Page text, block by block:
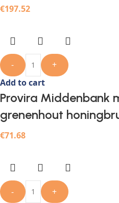
€197.52
-
+
Add to cart
Provira Middenbank
grenenhout
€71.68
-
+